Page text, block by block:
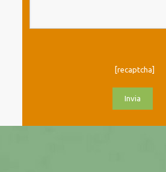
[recaptcha]